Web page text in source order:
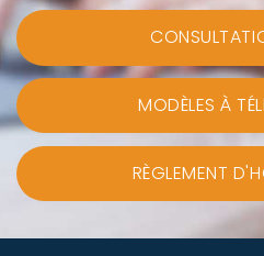
MODÈLES À
RÈGLEMENT